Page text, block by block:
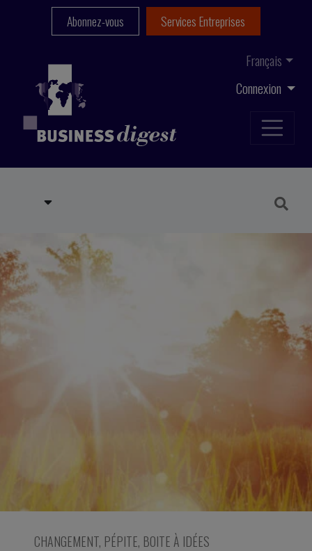
Connexion
Français
Abonnez-vous Services Entreprises
CHANGEMENT, PÉPITE, BOITE À IDÉES